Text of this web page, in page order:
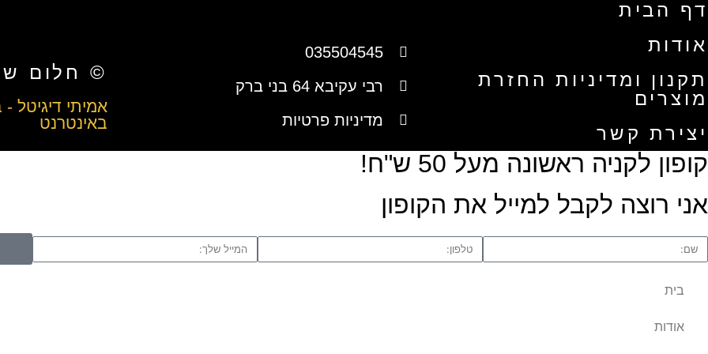
דף הבית
אודות
תקנון ומדיניות החזרת
מוצרים
יצירת קשר
035504545
רבי עקיבא 64 בני ברק
מדיניות פרטיות
© חלום שלי
אמיתי דיגיטל -
באינטרנט
קופון לקניה ראשונה מעל 50 ש"ח!
אני רוצה לקבל למייל את הקופון
בית
אודות